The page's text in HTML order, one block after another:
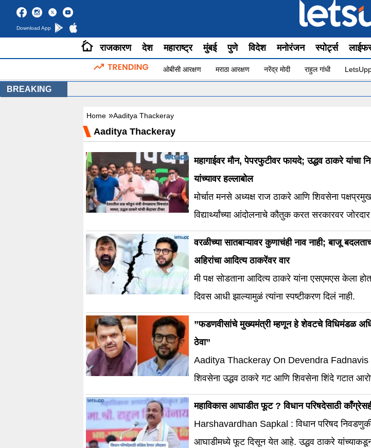
Download App
राजकारण देश महाराष्ट्र मुंबई पुणे विदेश मनोरंजन स्पोर्ट्स
ओबीसी आरक्षण मराठा आरक्षण नरेंद्र मोदी राहुल गांधी
BREAKING
Home »Aaditya Thackeray
Aaditya Thackeray
महागाईवर मौन, पेपरफुटीवर फायदे; उद्धव ठाकरे यांचा
यांच्यावर हल्लाबोल
मोर्चात मनसे अध्यक्ष राज ठाकरे आणि शिवसेना
विद्यार्थ्यांच्या आंदोलनाचे कौतुक करत सरकारवर
वरळीच्या सातबाऱ्यावर कुणाचंही नाव नाही; बाजू
अहिरांचा आदित्य ठाकरेंवर वार
मी पक्ष सोडताना आदित्य ठाकरे यांना एसएमएस केला
दिवस आधी झाल्यामुळं त्यांना स्पष्टीकरण दिलं नाही.
”फडणवीसांचे मुख्यमंत्री म्हणून हे शेवटचे विधिमंडळ
ठेवा”
Aaditya Thackeray On Devendra Fadnavis
शिवसेना उद्धव ठाकरे गट आणि शिवसेना शिंदे गटात
महाविकास आघाडीत फूट ? विधान परिषदेसाठी
Harshavardhan Sapkal : विधान परिषद
आघाडीमध्ये फूट दिसून येत आहे. उद्धव ठाकरे यांच्याकडून